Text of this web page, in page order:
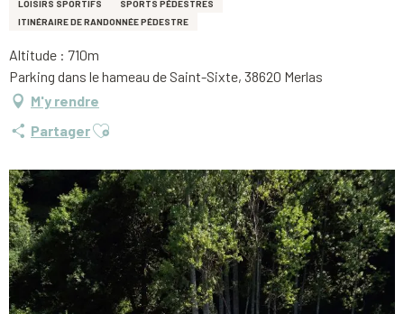
LOISIRS SPORTIFS
SPORTS PÉDESTRES
ITINÉRAIRE DE RANDONNÉE PÉDESTRE
Altitude : 710m
Parking dans le hameau de Saint-Sixte, 38620 Merlas
M'y rendre
PartagerAjouter aux favoris